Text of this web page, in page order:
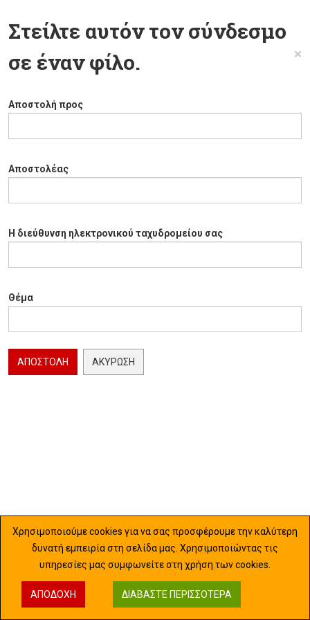
Στείλτε αυτόν τον σύνδεσμο
σε έναν φίλο.
×
Αποστολή προς
Αποστολέας
Η διεύθυνση ηλεκτρονικού ταχυδρομείου σας
Θέμα
ΑΠΟΣΤΟΛΉ ΑΚΎΡΩΣΗ
Χρησιμοποιούμε cookies για να σας προσφέρουμε την καλύτερη
δυνατή εμπειρία στη σελίδα μας. Χρησιμοποιώντας τις
υπηρεσίες μας συμφωνείτε στη χρήση των cookies.
ΑΠΟΔΟΧΉ ΔΙΑΒΆΣΤΕ ΠΕΡΙΣΣΌΤΕΡΑ